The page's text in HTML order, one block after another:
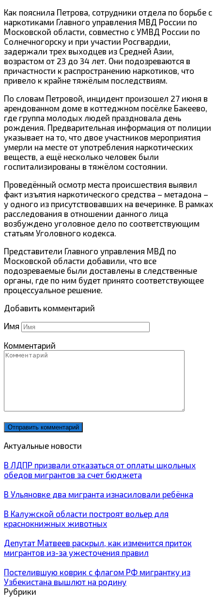
Как пояснила Петрова, сотрудники отдела по борьбе с
наркотиками Главного управления МВД России по
Московской области, совместно с УМВД России по
Солнечногорску и при участии Росгвардии,
задержали трех выходцев из Средней Азии,
возрастом от 23 до 34 лет. Они подозреваются в
причастности к распространению наркотиков, что
привело к крайне тяжёлым последствиям.
По словам Петровой, инцидент произошел 27 июня в
арендованном доме в коттеджном посёлке Бакеево,
где группа молодых людей праздновала день
рождения. Предварительная информация от полиции
указывает на то, что двое участников мероприятия
умерли на месте от употребления наркотических
веществ, а ещё несколько человек были
госпитализированы в тяжёлом состоянии.
Проведённый осмотр места происшествия выявил
факт изъятия наркотического средства – метадона –
у одного из присутствовавших на вечеринке. В рамках
расследования в отношении данного лица
возбуждено уголовное дело по соответствующим
статьям Уголовного кодекса.
Представители Главного управления МВД по
Московской области добавили, что все
подозреваемые были доставлены в следственные
органы, где по ним будет принято соответствующее
процессуальное решение.
Добавить комментарий
Имя
Комментарий
Актуальные новости
В ЛДПР призвали отказаться от оплаты школьных
обедов мигрантов за счет бюджета
В Ульяновке два мигранта изнасиловали ребёнка
В Калужской области построят вольер для
краснокнижных животных
Депутат Матвеев раскрыл, как изменится приток
мигрантов из-за ужесточения правил
Постелившую коврик с флагом РФ мигрантку из
Узбекистана вышлют на родину
Рубрики